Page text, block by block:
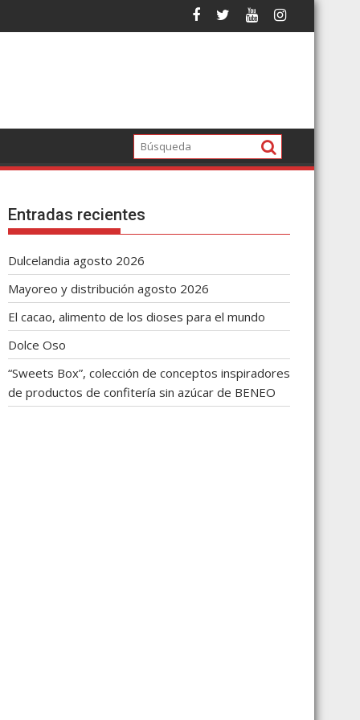
Entradas recientes
Dulcelandia agosto 2026
Mayoreo y distribución agosto 2026
El cacao, alimento de los dioses para el mundo
Dolce Oso
“Sweets Box”, colección de conceptos inspiradores
de productos de confitería sin azúcar de BENEO